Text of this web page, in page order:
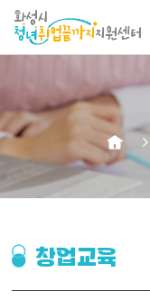
arrow_forward_ios
창업교육